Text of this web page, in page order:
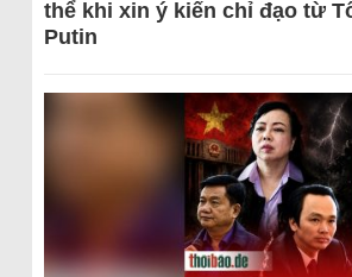
thể khi xin ý kiến chỉ đạo từ
Putin